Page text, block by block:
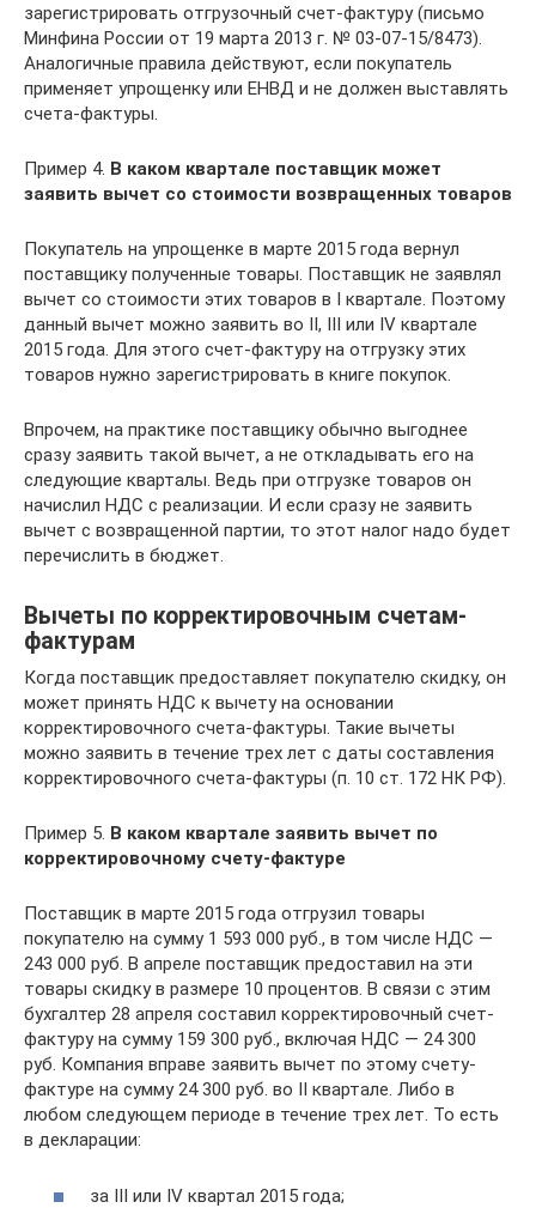
зарегистрировать отгрузочный счет-фактуру (письмо
Минфина России от 19 марта 2013 г. № 03-07-15/8473).
Аналогичные правила действуют, если покупатель
применяет упрощенку или ЕНВД и не должен выставлять
счета-фактуры.
Пример 4. В каком квартале поставщик может
заявить вычет со стоимости возвращенных товаров
Покупатель на упрощенке в марте 2015 года вернул
поставщику полученные товары. Поставщик не заявлял
вычет со стоимости этих товаров в I квартале. Поэтому
данный вычет можно заявить во II, III или IV квартале
2015 года. Для этого счет-фактуру на отгрузку этих
товаров нужно зарегистрировать в книге покупок.
Впрочем, на практике поставщику обычно выгоднее
сразу заявить такой вычет, а не откладывать его на
следующие кварталы. Ведь при отгрузке товаров он
начислил НДС с реализации. И если сразу не заявить
вычет с возвращенной партии, то этот налог надо будет
перечислить в бюджет.
Вычеты по корректировочным счетам-
фактурам
Когда поставщик предоставляет покупателю скидку, он
может принять НДС к вычету на основании
корректировочного счета-фактуры. Такие вычеты
можно заявить в течение трех лет с даты составления
корректировочного счета-фактуры (п. 10 ст. 172 НК РФ).
Пример 5. В каком квартале заявить вычет по
корректировочному счету-фактуре
Поставщик в марте 2015 года отгрузил товары
покупателю на сумму 1 593 000 руб., в том числе НДС —
243 000 руб. В апреле поставщик предоставил на эти
товары скидку в размере 10 процентов. В связи с этим
бухгалтер 28 апреля составил корректировочный счет-
фактуру на сумму 159 300 руб., включая НДС — 24 300
руб. Компания вправе заявить вычет по этому счету-
фактуре на сумму 24 300 руб. во II квартале. Либо в
любом следующем периоде в течение трех лет. То есть
в декларации:
за III или IV квартал 2015 года;